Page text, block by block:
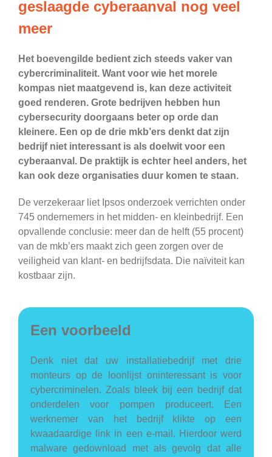
geslaagde cyberaanval nog veel
meer
Het boevengilde bedient zich steeds vaker van
cybercriminaliteit. Want voor wie het morele
kompas niet maatgevend is, kan deze activiteit
goed renderen. Grote bedrijven hebben hun
cybersecurity doorgaans beter op orde dan
kleinere. Een op de drie mkb’ers denkt dat zijn
bedrijf niet interessant is als doelwit voor een
cyberaanval. De praktijk is echter heel anders, het
kan ook deze organisaties duur komen te staan.
De verzekeraar liet Ipsos onderzoek verrichten onder
745 ondernemers in het midden- en kleinbedrijf. Een
opvallende conclusie: meer dan de helft (55 procent)
van de mkb’ers maakt zich geen zorgen over de
veiligheid van klant- en bedrijfsdata. Die naïviteit kan
kostbaar zijn.
Een voorbeeld
Denk niet dat uw installatiebedrijf met drie
monteurs op de loonlijst oninteressant is voor
cybercriminelen. Zoals bleek bij een bedrijf dat
onderdelen voor pompen produceert. Een
werknemer van het bedrijf klikte op een
kwaadaardige link in een e-mail. Hierdoor werd
malware gedownload met als gevolg dat alle